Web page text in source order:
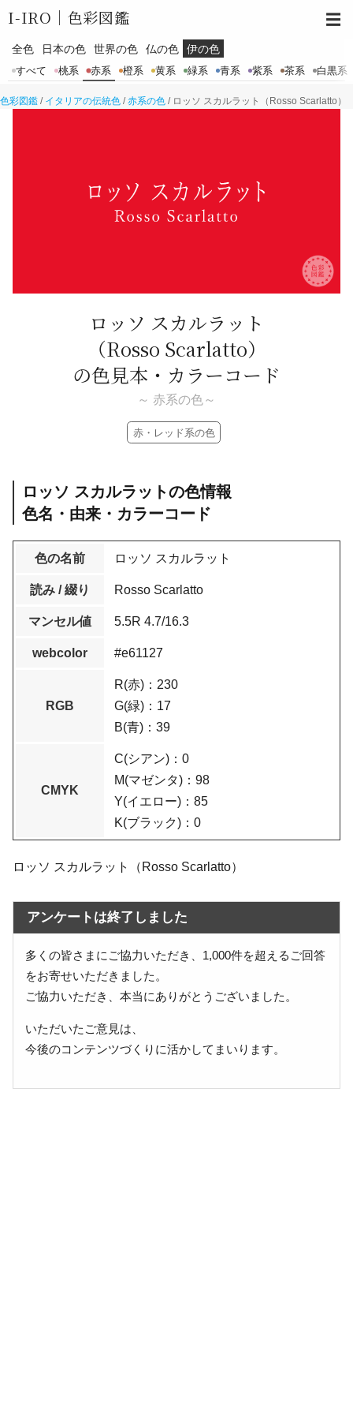
I-IRO｜ 色彩図鑑
全色 日本の色 世界の色 仏の色 伊の色
すべて 桃系 赤系 橙系 黄系 緑系 青系 紫系 茶系 白黒系
☰
色彩図鑑 / イタリアの伝統色 / 赤系の色 /ロッソ スカルラット（Rosso Scarlatto）
ロッソ スカルラット
（Rosso Scarlatto）
の色見本・カラーコード
～ 赤系の色～
赤・レッド系の色
ロッソ スカルラットの色情報
色名・由来・カラーコード
色の名前 ロッソ スカルラット
読み / 綴り Rosso Scarlatto
マンセル値 5.5R 4.7/16.3
webcolor #e61127
RGB
R(赤)：230
G(緑)：17
B(青)：39
CMYK
C(シアン)：0
M(マゼンタ)：98
Y(イエロー)：85
K(ブラック)：0
ロッソ スカルラット（Rosso Scarlatto）
アンケートは終了しました
多くの皆さまにご協力いただき、1,000件を超えるご回答
をお寄せいただきました。
ご協力いただき、本当にありがとうございました。
いただいたご意見は、
今後のコンテンツづくりに活かしてまいります。